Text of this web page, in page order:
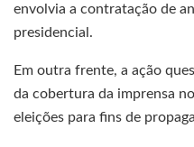
envolvia a contratação de
presidencial.
Em outra frente, a ação
da cobertura da imprensa
eleições para fins de